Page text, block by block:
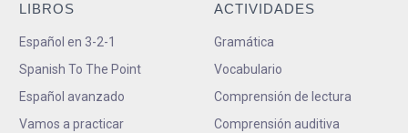
LIBROS
Español en 3-2-1
Spanish To The Point
Español avanzado
Vamos a practicar
ACTIVIDADES
Gramática
Vocabulario
Comprensión de lectura
Comprensión auditiva